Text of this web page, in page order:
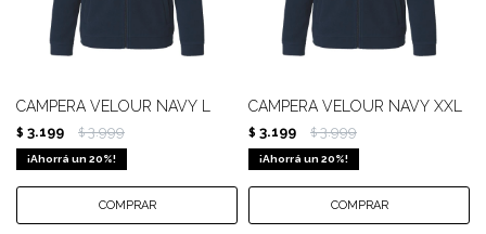
CAMPERA VELOUR NAVY L
$ 3.199 $ 3.999
20
CAMPERA VELOUR NAVY XXL
$ 3.199 $ 3.999
20